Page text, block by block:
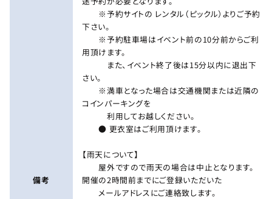
備考
※予約サイトの レンタル（ピックル）よりご予約
下さい。
※予約駐車場はイベント前の10分前からご利
用頂けます。
また、イベント終了後は15分以内に退出下
さい。
※満車となった場合は交通機関または近隣の
コインパーキングを
利用してお越しください。
● 更衣室はご利用頂けます。
【雨天について】
屋外ですので雨天の場合は中止となります。
開催の2時間前までにご登録いただいた
メールアドレスにご連絡致します。